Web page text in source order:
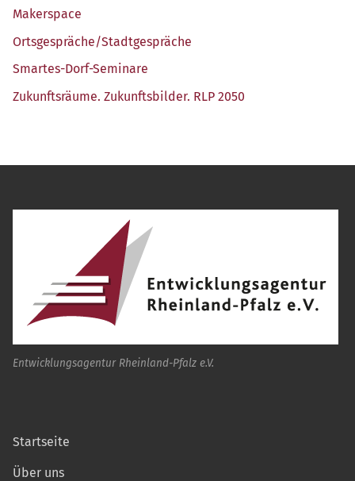
Maker­space
Ortsgespräche/​Stadtgespräche
Smar­tes-Dorf-Semi­na­re
Zukunfts­räu­me. Zukunfts­bil­der. RLP 2050
Entwicklungsagentur Rheinland-Pfalz e.V.
Startseite
Über uns